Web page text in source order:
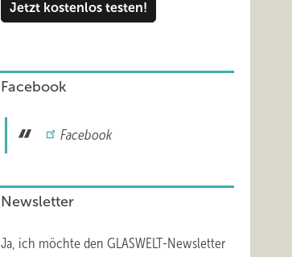
Jetzt kostenlos testen!
Facebook
Facebook
Newsletter
Ja, ich möchte den GLASWELT-Newsletter